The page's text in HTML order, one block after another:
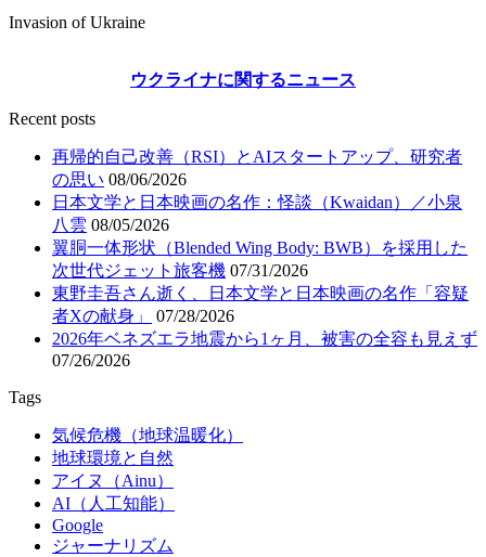
Invasion of Ukraine
ウクライナに関するニュース
Recent posts
再帰的自己改善（RSI）とAIスタートアップ、研究者
の思い 08/06/2026
日本文学と日本映画の名作：怪談（Kwaidan）／小泉
八雲 08/05/2026
翼胴一体形状（Blended Wing Body: BWB）を採用した
次世代ジェット旅客機 07/31/2026
東野圭吾さん逝く、日本文学と日本映画の名作「容疑
者Xの献身」
07/28/2026
2026年ベネズエラ地震から1ヶ月、被害の全容も見えず
07/26/2026
Tags
気候危機（地球温暖化）
地球環境と自然
アイヌ（Ainu）
AI（人工知能）
Google
ジャーナリズム